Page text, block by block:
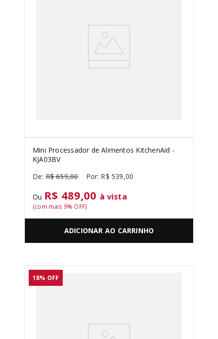
Mini Processador de Alimentos KitchenAid -
KJA03BV
R$ 659,00 R$ 539,00
Ou R$ 489,00 à vista
(com mais 9% OFF)
ADICIONAR AO CARRINHO
18% OFF